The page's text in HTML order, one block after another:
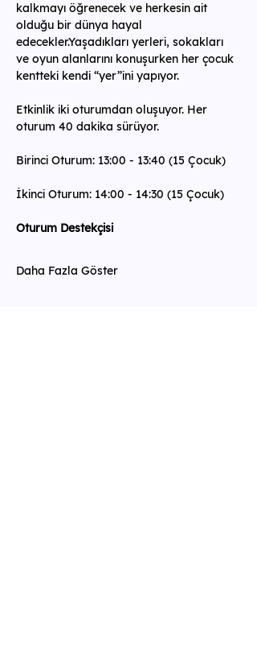
kalkmayı öğrenecek ve herkesin ait
olduğu bir dünya hayal
edecekler.Yaşadıkları yerleri, sokakları
ve oyun alanlarını konuşurken her çocuk
kentteki kendi “yer”ini yapıyor.
Etkinlik iki oturumdan oluşuyor. Her
oturum 40 dakika sürüyor.
Birinci Oturum: 13:00 - 13:40 (15 Çocuk)
İkinci Oturum: 14:00 - 14:30 (15 Çocuk)
Oturum Destekçisi
Daha Fazla Göster